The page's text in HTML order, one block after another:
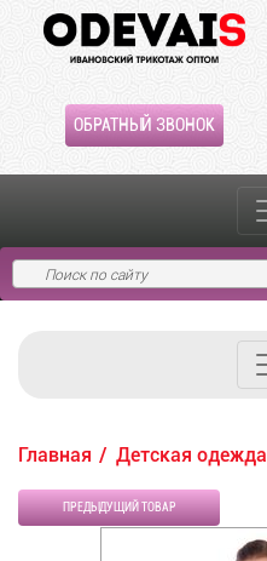
ОБРАТНЫЙ ЗВОНОК
Главная Детская одежда
ПРЕДЫДУЩИЙ ТОВАР